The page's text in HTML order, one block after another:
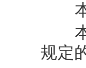
规定